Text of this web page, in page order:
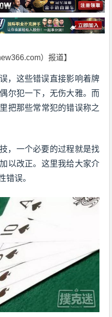
）报道】
，这些错误直接影响着牌
尔犯一下，无伤大雅。而
把那些常常犯的错误称之
，一个必要的过程就是找
以改正。这里我给大家介
误。